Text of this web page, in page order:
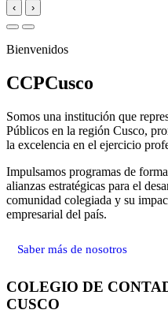
‹ ›
Bienvenidos
CCPCusco
Somos una institución que
Públicos en la región Cusco,
la excelencia en el ejercicio
Impulsamos programas de
alianzas estratégicas para el
comunidad colegiada y su
empresarial del país.
Saber más de nosotros
COLEGIO DE
CUSCO